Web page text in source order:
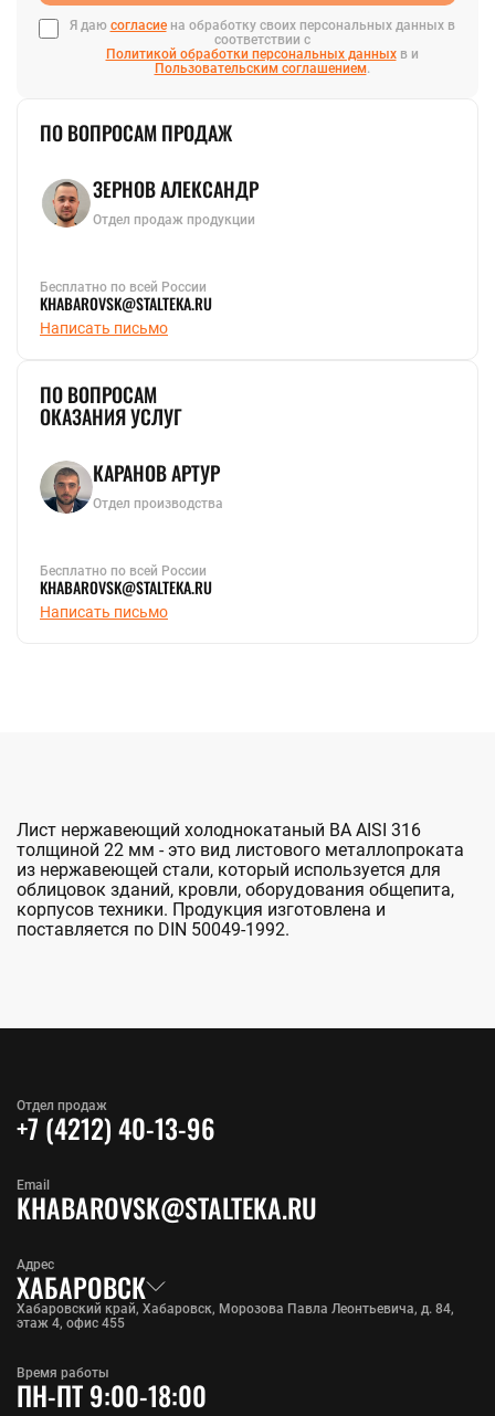
Я даю согласиена обработку своих персональных данных в
соответствии с
Политикой обработки персональных данныхв и
Пользовательским соглашением.
ПО ВОПРОСАМ ПРОДАЖ
ЗЕРНОВ АЛЕКСАНДР
Отдел продаж продукции
Бесплатно по всей России
KHABAROVSK@STALTEKA.RU
Написать письмо
ПО ВОПРОСАМ
ОКАЗАНИЯ УСЛУГ
КАРАНОВ АРТУР
Отдел производства
Бесплатно по всей России
KHABAROVSK@STALTEKA.RU
Написать письмо
Лист нержавеющий холоднокатаный BA AISI 316
толщиной 22 мм - это вид листового металлопроката
из нержавеющей стали, который используется для
облицовок зданий, кровли, оборудования общепита,
корпусов техники. Продукция изготовлена и
поставляется по DIN 50049-1992.
Отдел продаж
+7 (4212) 40-13-96
Адрес
ХАБАРОВСК
Хабаровский край, Хабаровск, Морозова Павла Леонтьевича, д. 84,
этаж 4, офис 455
Email
KHABAROVSK@STALTEKA.RU
Время работы
ПН-ПТ 9:00-18:00